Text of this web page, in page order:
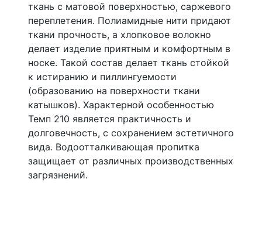
ткань с матовой поверхностью, саржевого
переплетения. Полиамидные нити придают
ткани прочность, а хлопковое волокно
делает изделие приятным и комфортным в
носке. Такой состав делает ткань стойкой
к истиранию и пиллингуемости
(образованию на поверхности ткани
катышков). Характерной особенностью
Темп 210 является практичность и
долговечность, с сохранением эстетичного
вида. Водоотталкивающая пропитка
защищает от различных производственных
загрязнений.